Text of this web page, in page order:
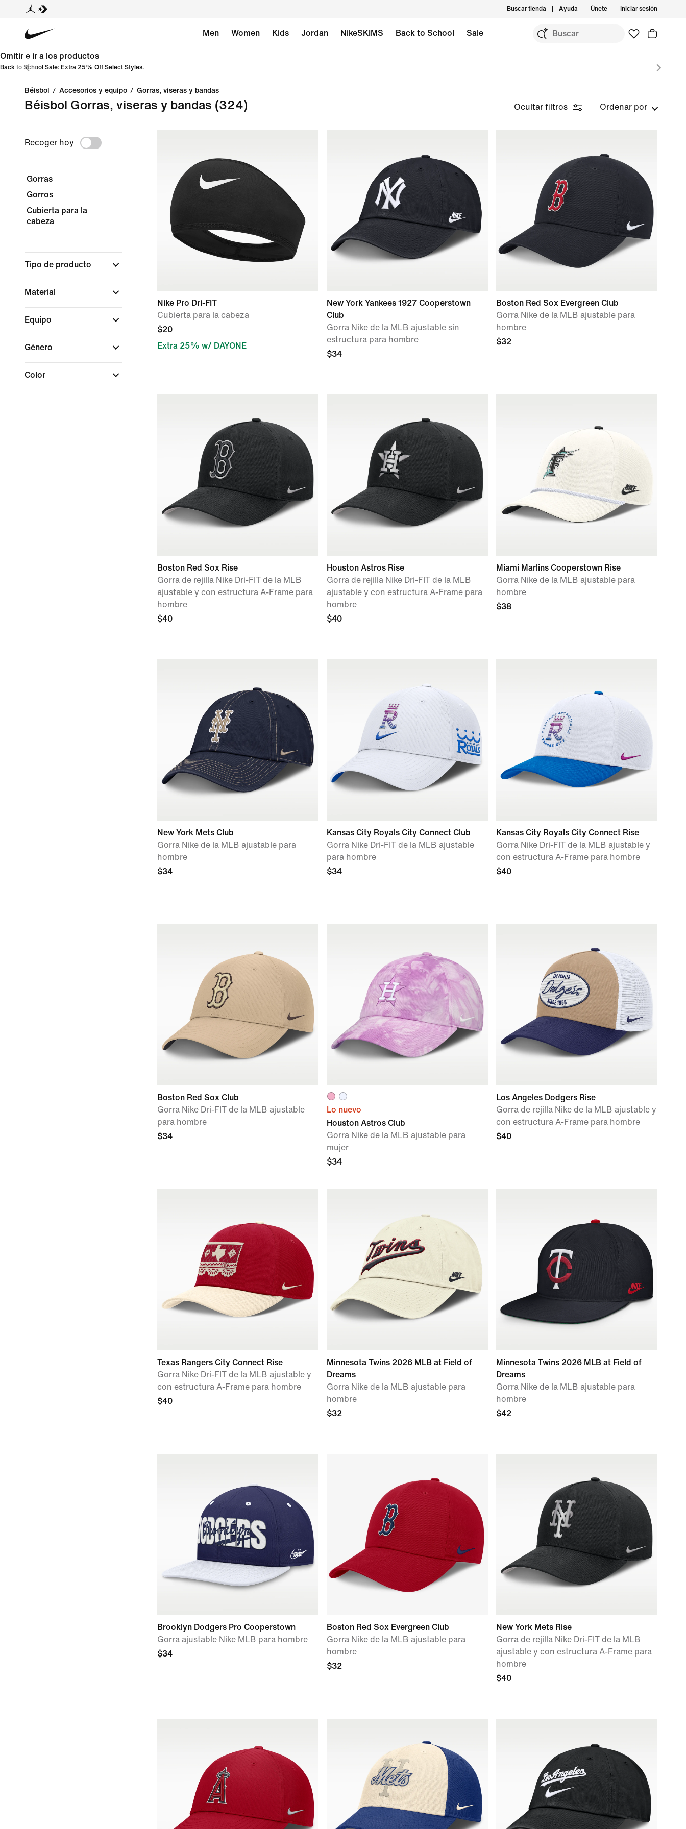
Buscar tienda Ayuda Únete Iniciar sesión
Men Women Kids Jordan NikeSKIMS Back to School Sale
Omitir e ir a los productos
Back to School Sale: Extra 25% Off Select Styles.
Béisbol / Accesorios y equipo / Gorras, viseras y bandas
Béisbol Gorras, viseras y bandas (324) Ocultar filtros Ordenar por
Recoger hoy
Gorras
Gorros
Cubierta para la
cabeza
Tipo de producto
Material
Equipo
Género
Color
Nike Pro Dri-FIT
Cubierta para la cabeza
$20
Extra 25% w/ DAYONE
New York Yankees 1927 Cooperstown
Club
Gorra Nike de la MLB ajustable sin
estructura para hombre
$34
Boston Red Sox Evergreen Club
Gorra Nike de la MLB ajustable para
hombre
$32
Boston Red Sox Rise
Gorra de rejilla Nike Dri-FIT de la MLB
ajustable y con estructura A-Frame para
hombre
$40
Houston Astros Rise
Gorra de rejilla Nike Dri-FIT de la MLB
ajustable y con estructura A-Frame para
hombre
$40
Miami Marlins Cooperstown Rise
Gorra Nike de la MLB ajustable para
hombre
$38
New York Mets Club
Gorra Nike de la MLB ajustable para
hombre
$34
Kansas City Royals City Connect Club
Gorra Nike Dri-FIT de la MLB ajustable
para hombre
$34
Kansas City Royals City Connect Rise
Gorra Nike Dri-FIT de la MLB ajustable y
con estructura A-Frame para hombre
$40
Boston Red Sox Club
Gorra Nike Dri-FIT de la MLB ajustable
para hombre
$34
Lo nuevo
Houston Astros Club
Gorra Nike de la MLB ajustable para
mujer
$34
Los Angeles Dodgers Rise
Gorra de rejilla Nike de la MLB ajustable y
con estructura A-Frame para hombre
$40
Texas Rangers City Connect Rise
Gorra Nike Dri-FIT de la MLB ajustable y
con estructura A-Frame para hombre
$40
Minnesota Twins 2026 MLB at Field of
Dreams
Gorra Nike de la MLB ajustable para
hombre
$32
Minnesota Twins 2026 MLB at Field of
Dreams
Gorra Nike de la MLB ajustable para
hombre
$42
Brooklyn Dodgers Pro Cooperstown
Gorra ajustable Nike MLB para hombre
$34
Boston Red Sox Evergreen Club
Gorra Nike de la MLB ajustable para
hombre
$32
New York Mets Rise
Gorra de rejilla Nike Dri-FIT de la MLB
ajustable y con estructura A-Frame para
hombre
$40